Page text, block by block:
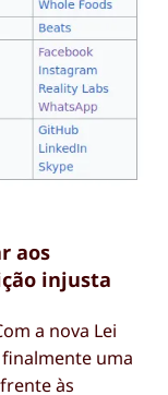
aos
injusta
a nova Lei
uma
às